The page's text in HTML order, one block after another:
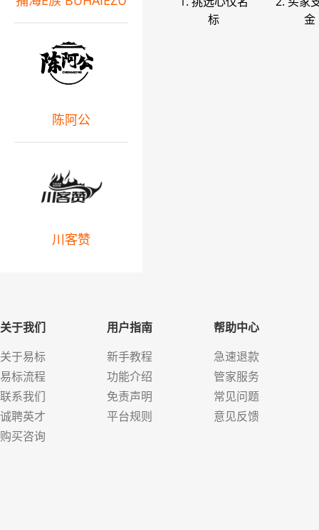
标
金
陈阿公
川客赞
关于我们
关于易标
易标流程
联系我们
诚聘英才
购买咨询
用户指南
新手教程
功能介绍
免责声明
平台规则
帮助中心
急速退款
管家服务
常见问题
意见反馈